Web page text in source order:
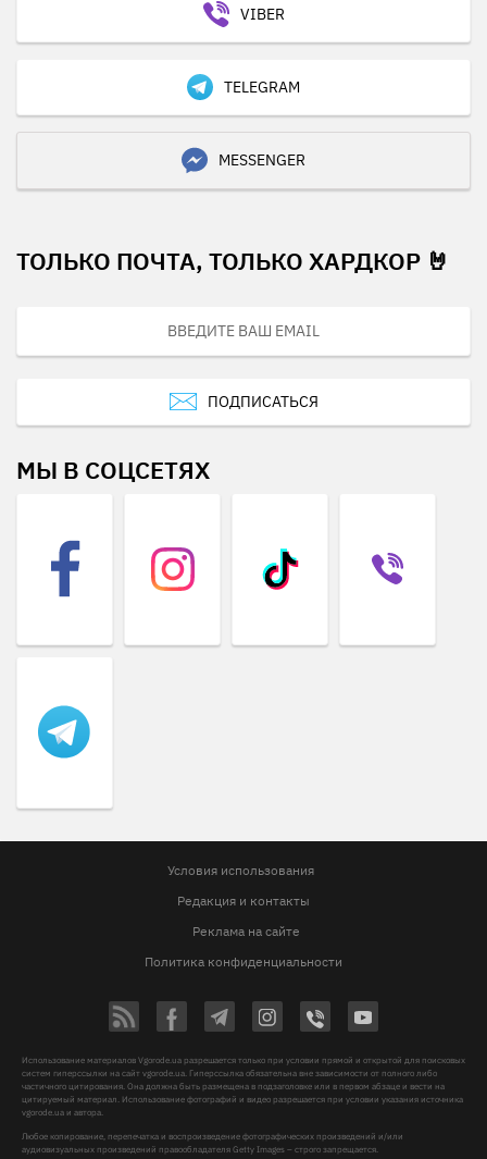
VIBER
TELEGRAM
MESSENGER
ТОЛЬКО ПОЧТА, ТОЛЬКО ХАРДКОР 🤘
ПОДПИСАТЬСЯ
МЫ В СОЦСЕТЯХ
Условия использования
Редакция и контакты
Реклама на сайте
Политика конфиденциальности
Использование материалов Vgorode.ua разрешается только при условии прямой и открытой для поисковых
систем гиперссылки на сайт vgorode.ua. Гиперссылка обязательна вне зависимости от полного либо
частичного цитирования. Она должна быть размещена в подзаголовке или в первом абзаце и вести на
цитируемый материал. Использование фотографий и видео разрешается при условии указания источника
vgorode.ua и автора.
Любое копирование, перепечатка и воспроизведение фотографических произведений и/или
аудиовизуальных произведений правообладателя Getty Images – строго запрещается.